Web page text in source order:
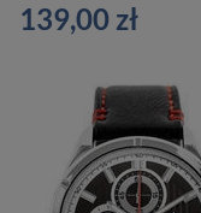
139,00 zł